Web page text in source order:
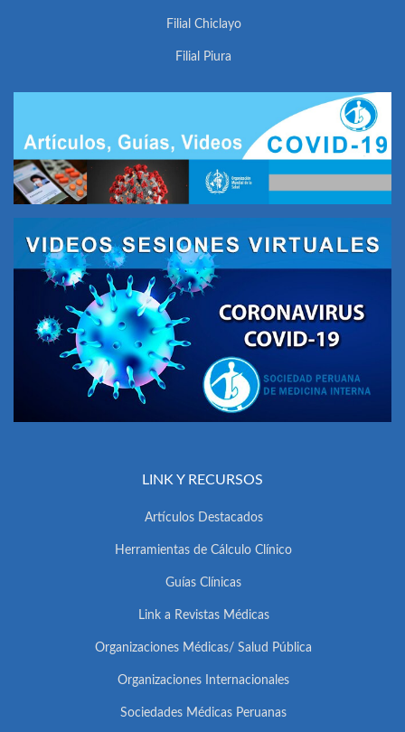
Filial Chiclayo
Filial Piura
LINK Y RECURSOS
Artículos Destacados
Herramientas de Cálculo Clínico
Guías Clínicas
Link a Revistas Médicas
Organizaciones Médicas/ Salud Pública
Organizaciones Internacionales
Sociedades Médicas Peruanas